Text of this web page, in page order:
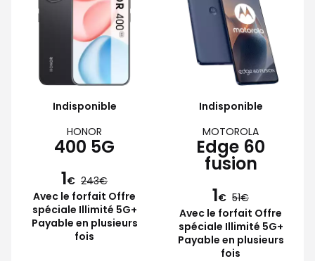
Indisponible
HONOR
400 5G
1€ 243
Avec le forfait Offre
spéciale Illimité 5G+
Payable en plusieurs
fois
Indisponible
MOTOROLA
Edge 60
fusion
1€ 51
Avec le forfait Offre
spéciale Illimité 5G+
Payable en plusieurs
fois